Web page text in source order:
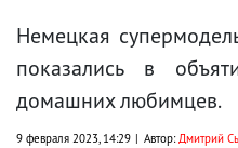
Немецкая
показались в
домашних любимцев.
9 февраля 2023, 14:29 Автор:Дмитрий